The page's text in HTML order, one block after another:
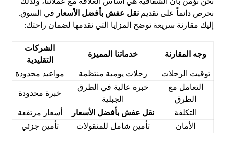
نحرص دائماً على تقديمنقل عفش بأفضل الأسعار في السوق.
إليك مقارنة سريعة توضح المزايا التي نقدمها لضمان راحتك:
وجه المقارنة خدماتنا المميزة
الشركات
التقليدية
توقيت الرحلات
رحلات يومية منتظمة
مواعيد محدودة
التعامل مع
الطرق
خبرة عالية في الطرق
الجبلية
خبرة محدودة
التكلفة نقل عفش بأفضل الأسعار
أسعار مرتفعة
الأمان
تأمين شامل للمنقولات تأمين جزئي